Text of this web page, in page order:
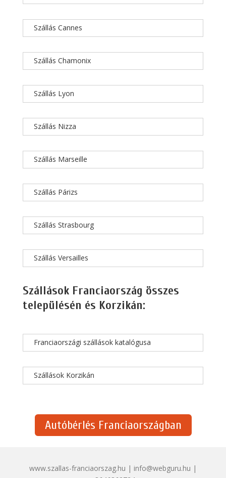
Szállás Cannes
Szállás Chamonix
Szállás Lyon
Szállás Nizza
Szállás Marseille
Szállás Párizs
Szállás Strasbourg
Szállás Versailles
Szállások Franciaország összes
településén és Korzikán:
Franciaországi szállások katalógusa
Szállások Korzikán
Autóbérlés Franciaországban
www.szallas-franciaorszag.hu | info@webguru.hu |